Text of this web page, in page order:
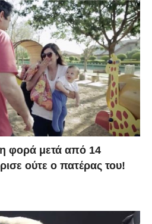
φορά μετά από 14
ούτε ο πατέρας του!